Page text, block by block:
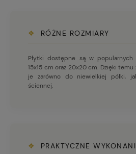
❖ RÓŻNE ROZMIARY
Płytki dostępne są w popularnych
15x15 cm oraz 20x20 cm. Dzięki
je zarówno do niewielkiej półki,
ściennej.
❖ PRAKTYCZNE